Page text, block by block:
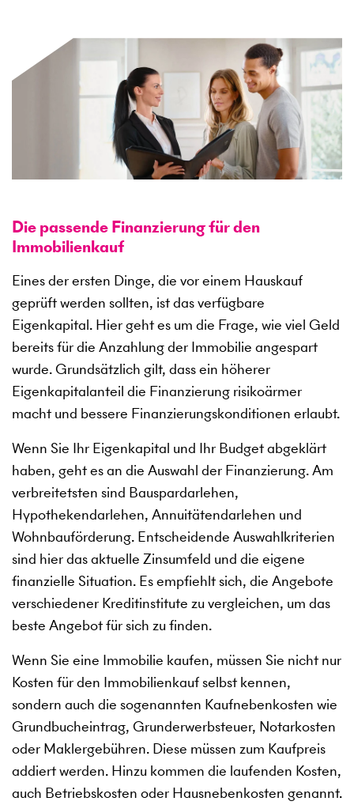
Die passende Finanzierung für den
Immobilienkauf
Eines der ersten Dinge, die vor einem Hauskauf
geprüft werden sollten, ist das verfügbare
Eigenkapital. Hier geht es um die Frage, wie viel Geld
bereits für die Anzahlung der Immobilie angespart
wurde. Grundsätzlich gilt, dass ein höherer
Eigenkapitalanteil die Finanzierung risikoärmer
macht und bessere Finanzierungskonditionen erlaubt.
Wenn Sie Ihr Eigenkapital und Ihr Budget abgeklärt
haben, geht es an die Auswahl der Finanzierung. Am
verbreitetsten sind Bauspardarlehen,
Hypothekendarlehen, Annuitätendarlehen und
Wohnbauförderung. Entscheidende Auswahlkriterien
sind hier das aktuelle Zinsumfeld und die eigene
finanzielle Situation. Es empfiehlt sich, die Angebote
verschiedener Kreditinstitute zu vergleichen, um das
beste Angebot für sich zu finden.
Wenn Sie eine Immobilie kaufen, müssen Sie nicht nur
Kosten für den Immobilienkauf selbst kennen,
sondern auch die sogenannten Kaufnebenkosten wie
Grundbucheintrag, Grunderwerbsteuer, Notarkosten
oder Maklergebühren. Diese müssen zum Kaufpreis
addiert werden. Hinzu kommen die laufenden Kosten,
auch Betriebskosten oder Hausnebenkosten genannt.